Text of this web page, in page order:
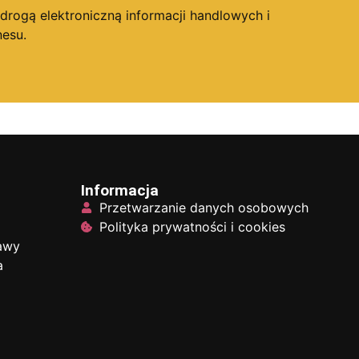
elektroniczną informacji handlowych i
Informacja
Przetwarzanie danych osobowych
Polityka prywatności i cookies